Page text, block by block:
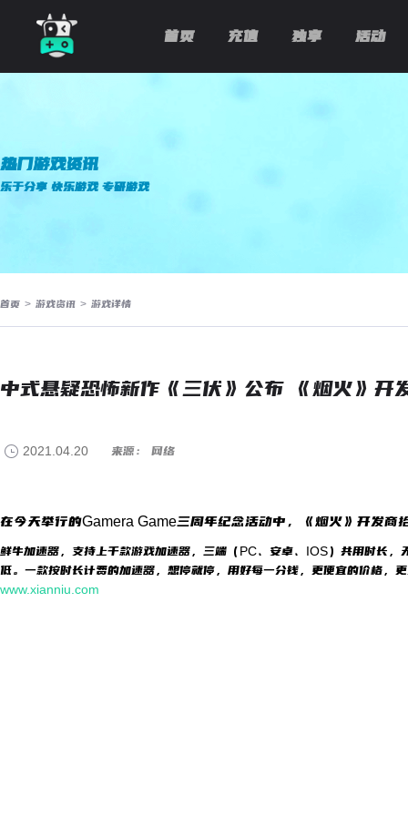
首页 充值 独享 活动
热门游戏资讯
乐于分享 快乐游戏 专研游戏
首页 > 游戏资讯 > 游戏详情
中式悬疑恐怖新作《三伏》公布 《烟火》开
2021.04.20 来源： 网络
在今天举行的Gamera Game三周年纪念活动中，《烟火》开发商
鲜牛加速器，支持上千款游戏加速器，三端（PC、安卓、IOS）共用时长
低。一款按时长计费的加速器，想停就停，用好每一分钱，更便宜的价格，
www.xianniu.com